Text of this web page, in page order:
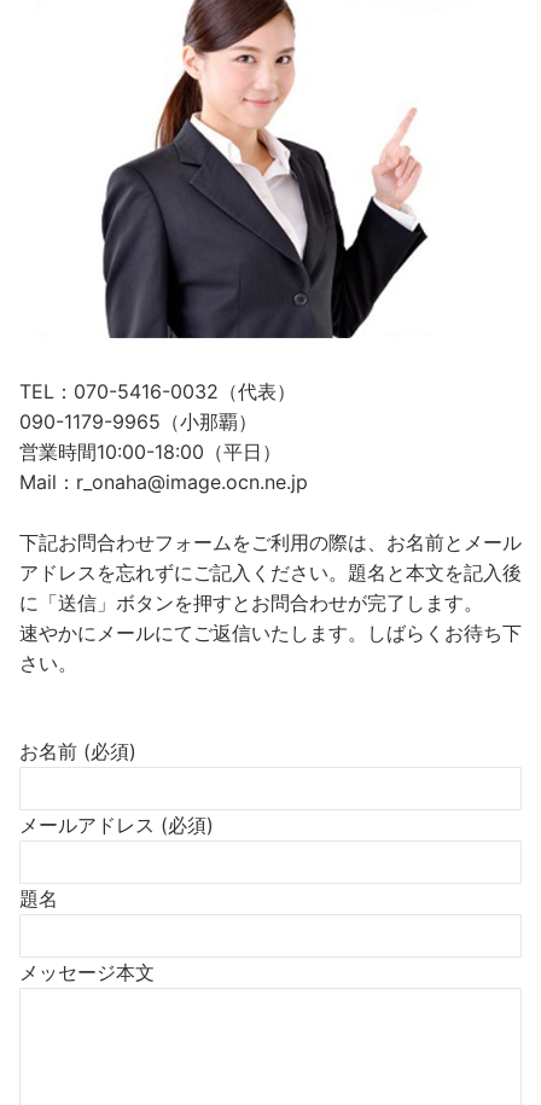
TEL：070-5416-0032（代表）
090-1179-9965（小那覇）
営業時間10:00-18:00（平日）
Mail：r_onaha@image.ocn.ne.jp
下記お問合わせフォームをご利用の際は、お名前とメール
アドレスを忘れずにご記入ください。題名と本文を記入後
に「送信」ボタンを押すとお問合わせが完了します。
速やかにメールにてご返信いたします。しばらくお待ち下
さい。
お名前 (必須)
メールアドレス (必須)
題名
メッセージ本文